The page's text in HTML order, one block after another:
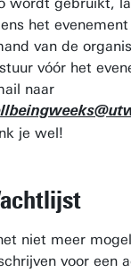
het
van de
vóór het
naar
je wel!
niet meer
voor een